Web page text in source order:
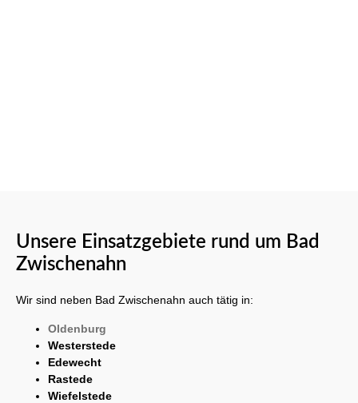
Unsere Einsatzgebiete rund um Bad
Zwischenahn
Wir sind neben Bad Zwischenahn auch tätig in:
Oldenburg
Westerstede
Edewecht
Rastede
Wiefelstede